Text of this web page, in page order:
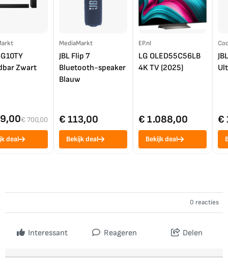
Zwart
€ 700,00
deal
MediaMarkt
JBL Flip 7
Bluetooth-speaker
Blauw
€ 113,00
Bekijk deal
EP.nl
LG OLED55C56LB
4K TV (2025)
€ 1.088,00
Bekijk deal
€
0 reacties
Interessant Reageren Delen